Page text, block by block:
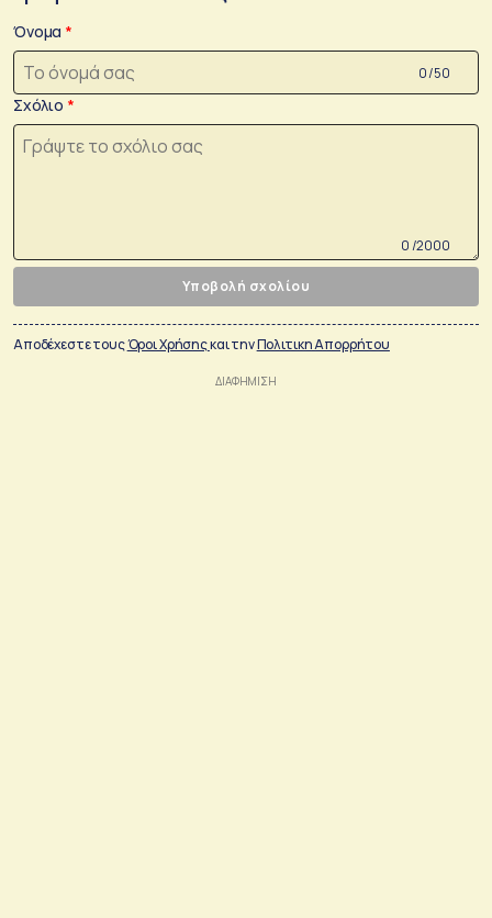
Όνομα
0 /50
Σχόλιο
0 /2000
Υποβολή σχολίου
Αποδέχεστε τουςΌροι Χρήσηςκαι τηνΠολιτικη Απορρήτου